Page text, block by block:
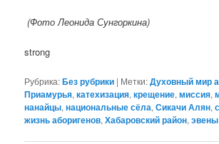
(Фото Леонида Сунгоркина)
strong
Рубрика:Без рубрики | Метки:Духовный мир
Приамурья,катехизация,крещение,миссия,
нанайцы,национальные сёла,Сикачи Алян,
жизнь аборигенов,Хабаровский район,эвены